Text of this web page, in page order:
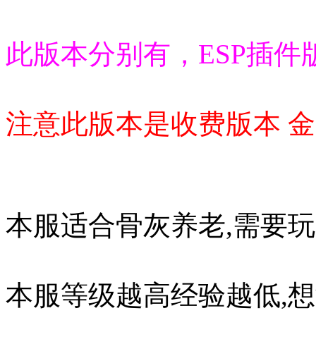
此版本分别有，ESP插
注意此版本是收费版本
本服适合骨灰养老,需要
本服等级越高经验越低,